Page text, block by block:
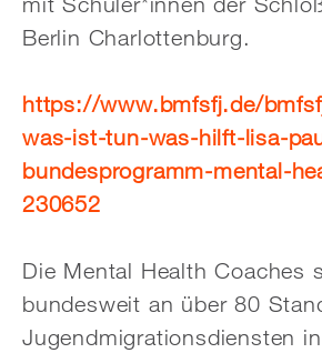
Berlin Charlottenburg.
https://www.bmfsfj.de/
was-ist-tun-was-hilft-lisa-
bundesprogramm-mental-
230652
Die Mental Health Coaches
bundesweit an über 80
Jugendmigrationsdiensten